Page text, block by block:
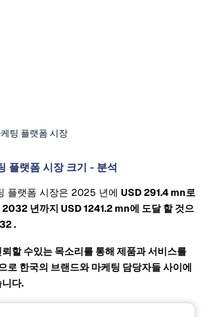
팅 플랫폼 시장
플랫폼 시장 크기 - 분석
플랫폼 시장은 2025 년에 USD 291.4 mn로
2032 년까지 USD 1241.2 mn에 도달 할 것으
.
할 수있는 목소리를 통해 제품과 서비스를
로 한국의 브랜드와 마케팅 담당자들 사이에
다.